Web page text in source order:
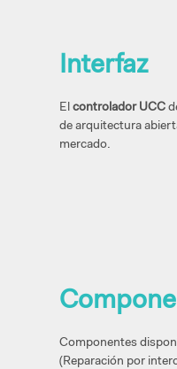
Interfaz
Elcontrolador UCC
dearquitectura
mercado.
Componentes
(Reparación por